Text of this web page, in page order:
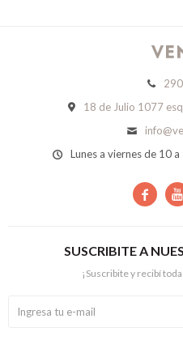
18 de Julio 1077
Lunes a viernes de 10
 
SUSCRIBITE A
¡Suscribite y recibí